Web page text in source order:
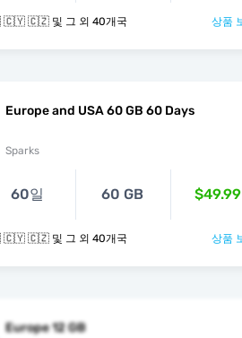
🇭🇷 🇨🇾 🇨🇿 및 그 외 40개국 상품
Europe and USA 60 GB 60 Days
Sparks
60일 60 GB $49.99
🇭🇷 🇨🇾 🇨🇿 및 그 외 40개국 상품
Europe 12 GB